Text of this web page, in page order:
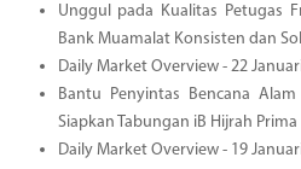
Unggul pada Kualitas Petugas
Bank Muamalat Konsisten dan
Daily Market Overview - 22
Bantu Penyintas Bencana
Siapkan Tabungan iB Hijrah
Daily Market Overview - 19